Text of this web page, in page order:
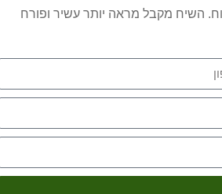
השיח מקבל מראה יותר עשיר ופורח